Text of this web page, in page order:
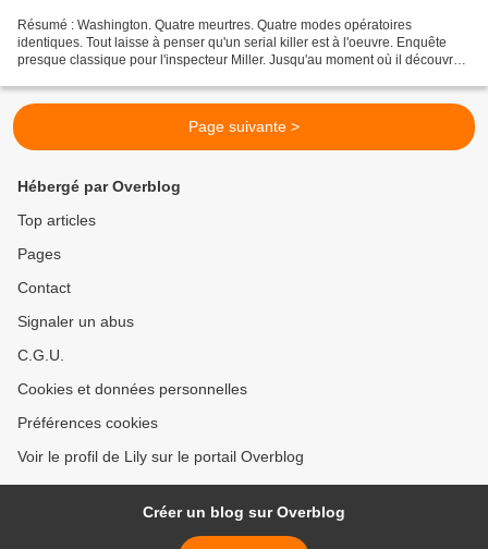
Résumé : Washington. Quatre meurtres. Quatre modes opératoires
identiques. Tout laisse à penser qu'un serial killer est à l'oeuvre. Enquête
presque classique pour l'inspecteur Miller. Jusqu'au moment où il découvre
Page suivante >
Hébergé par Overblog
Top articles
Pages
Contact
Signaler un abus
C.G.U.
Cookies et données personnelles
Préférences cookies
Voir le profil de Lily sur le portail Overblog
Créer un blog sur Overblog